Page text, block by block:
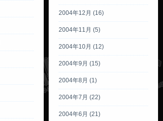
2004年12月 (16)
2004年11月 (5)
2004年10月 (12)
2004年9月 (15)
2004年8月 (1)
2004年7月 (22)
2004年6月 (21)